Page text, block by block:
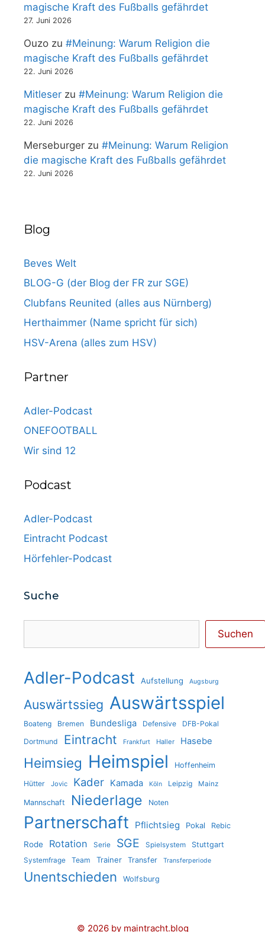
magische Kraft des Fußballs gefährdet
27. Juni 2026
Ouzo zu #Meinung: Warum Religion die
magische Kraft des Fußballs gefährdet
22. Juni 2026
Mitleser zu #Meinung: Warum Religion die
magische Kraft des Fußballs gefährdet
22. Juni 2026
Merseburger zu #Meinung: Warum Religion
die magische Kraft des Fußballs gefährdet
22. Juni 2026
Blog
Beves Welt
BLOG-G (der Blog der FR zur SGE)
Clubfans Reunited (alles aus Nürnberg)
Herthaimmer (Name spricht für sich)
HSV-Arena (alles zum HSV)
Partner
Adler-Podcast
ONEFOOTBALL
Wir sind 12
Podcast
Adler-Podcast
Eintracht Podcast
Hörfehler-Podcast
Suche
Suchen
Adler-Podcast Aufstellung Augsburg
Auswärtssieg Auswärtsspiel
Boateng Bremen Bundesliga Defensive
DFB-Pokal
Dortmund
Eintracht Frankfurt Haller Hasebe
Heimsieg Heimspiel Hoffenheim
Hütter Jovic Kader Kamada Köln Leipzig Mainz
Mannschaft Niederlage Noten
Partnerschaft Pflichtsieg Pokal Rebic
Rode Rotation Serie SGE Spielsystem Stuttgart
Systemfrage Team Trainer Transfer Transferperiode
Unentschieden Wolfsburg
© 2026 by maintracht.blog